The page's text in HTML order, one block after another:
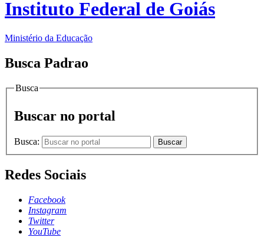
Instituto Federal de Goiás
Ministério da Educação
Busca Padrao
Busca
Buscar no portal
Busca: Buscar
Redes Sociais
Facebook
Instagram
Twitter
YouTube